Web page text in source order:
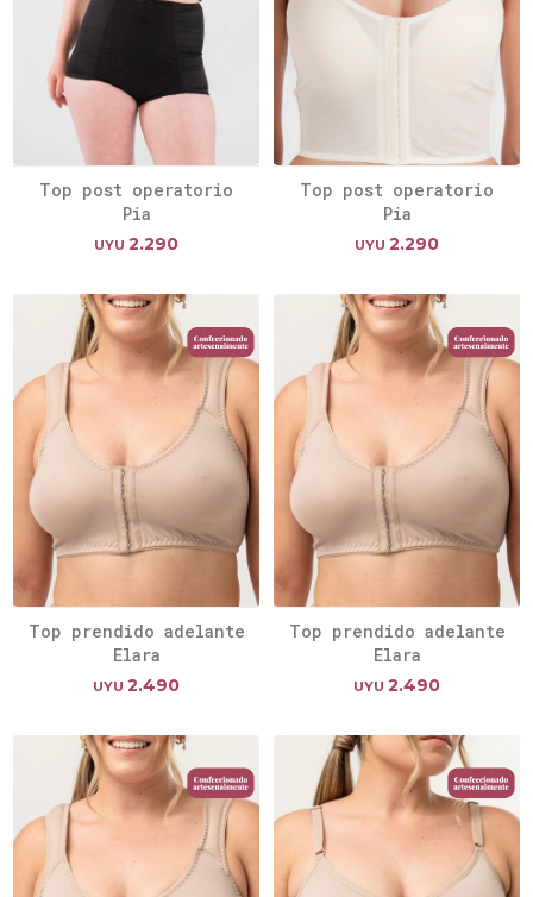
Top post operatorio
Pia
UYU 2.290
Top post operatorio
Pia
UYU 2.290
Top prendido adelante
Elara
UYU 2.490
Top prendido adelante
Elara
UYU 2.490